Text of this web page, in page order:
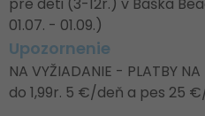
01.07. - 01.09.)
Upozornenie
NA VYŽIADANIE - PLATBY
do 1,99r. 5 €/deň a pes 25